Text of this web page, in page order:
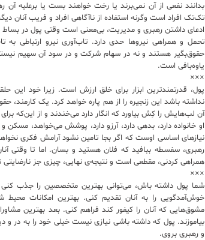
بدانند نفعی از آن نمی‌برند یا رخت خواهند بست یا برعلیه
تک‌تک افراد است وگرنه استفاده از ناآگاهی افراد و فریب
ادعای داشتن رهبری و مدیریت، بی‌معنی است وقتی پول در بساط
تحمل و همراهی نیروها حدی دارد. تاب‌آوری نیرو ارتباطی
حقوق‌بگیر هستند و نه در سهام شرکت و در سود آن سهیم
یاوه‌بافی است.
×××
پول، قدرتمندترین ابزار برای خلق ارزش است. زیرا خود این
نداشته باشد این زنجیره‌ را از هم پاره خواهد کرد. یک
آن لب‌هایش را کِش بیاورد که انگار دارد می‌خندند و از این‌که
او خانواده دارد، بدهی دارد، آرزو دارد، پوشش می‌خواهد، مسکن
نیازهای اساسی اوست که اگر بجا تامین نشود آرامش فکری
رهبری، سفسطه ببافید که فلان هستید و بسان. اما تا وقتی
همراهی کردنی، مقطعی است و نتیجه‌ی نهایی، چیزی جز
×××
شما پول داشته باش، می‌توانی بهترین متخصصین را جذب کنی
خوش‌آمدگویی را به آنان تقدیم کنی. بهترین امکانات محیط
مشوق‌هایی که آنان را کیفور کند فراهم کنی. بعد بهترین
بیاموزند. پول که داشته باشی نیازی نیست خیلی خود را به در و
و رهبری بروی.